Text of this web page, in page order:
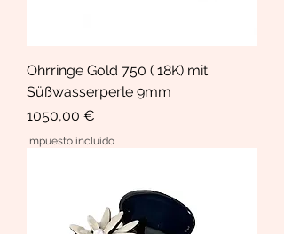
Ohrringe Gold 750 ( 18K) mit
Süßwasserperle 9mm
Precio
1050,00 €
Impuesto incluido